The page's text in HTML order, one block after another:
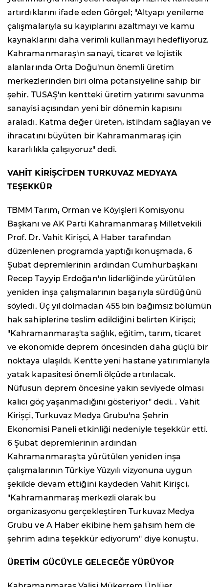
artırdıklarını ifade eden Görgel; "Altyapı yenileme
çalışmalarıyla su kayıplarını azaltmayı ve kamu
kaynaklarını daha verimli kullanmayı hedefliyoruz.
Kahramanmaraş'ın sanayi, ticaret ve lojistik
alanlarında Orta Doğu'nun önemli üretim
merkezlerinden biri olma potansiyeline sahip bir
şehir. TUSAŞ'ın kentteki üretim yatırımı savunma
sanayisi açısından yeni bir dönemin kapısını
araladı. Katma değer üreten, istihdam sağlayan ve
ihracatını büyüten bir Kahramanmaraş için
kararlılıkla çalışıyoruz" dedi.
VAHİT KİRİŞCİ'DEN TURKUVAZ MEDYAYA
TEŞEKKÜR
TBMM Tarım, Orman ve Köyişleri Komisyonu
Başkanı ve AK Parti Kahramanmaraş Milletvekili
Prof. Dr. Vahit Kirişci, A Haber tarafından
düzenlenen programda yaptığı konuşmada, 6
Şubat depremlerinin ardından Cumhurbaşkanı
Recep Tayyip Erdoğan'ın liderliğinde yürütülen
yeniden inşa çalışmalarının başarıyla sürdüğünü
söyledi. Üç yıl dolmadan 455 bin bağımsız bölümün
hak sahiplerine teslim edildiğini belirten Kirişci;
"Kahramanmaraş'ta sağlık, eğitim, tarım, ticaret
ve ekonomide deprem öncesinden daha güçlü bir
noktaya ulaşıldı. Kentte yeni hastane yatırımlarıyla
yatak kapasitesi önemli ölçüde artırılacak.
Nüfusun deprem öncesine yakın seviyede olması
kalıcı göç yaşanmadığını gösteriyor" dedi. . Vahit
Kirişçi, Turkuvaz Medya Grubu'na Şehrin
Ekonomisi Paneli etkinliği nedeniyle teşekkür etti.
6 Şubat depremlerinin ardından
Kahramanmaraş'ta yürütülen yeniden inşa
çalışmalarının Türkiye Yüzyılı vizyonuna uygun
şekilde devam ettiğini kaydeden Vahit Kirişci,
"Kahramanmaraş merkezli olarak bu
organizasyonu gerçekleştiren Turkuvaz Medya
Grubu ve A Haber ekibine hem şahsım hem de
şehrim adına teşekkür ediyorum" diye konuştu.
ÜRETİM GÜCÜYLE GELECEĞE YÜRÜYOR